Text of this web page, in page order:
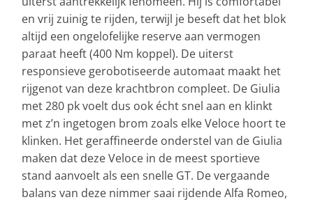
en vrij zuinig te rijden, terwijl je beseft dat het blok
altijd een ongelofelijke reserve aan vermogen
paraat heeft (400 Nm koppel). De uiterst
responsieve gerobotiseerde automaat maakt het
rijgenot van deze krachtbron compleet. De Giulia
met 280 pk voelt dus ook écht snel aan en klinkt
met z’n ingetogen brom zoals elke Veloce hoort te
klinken. Het geraffineerde onderstel van de Giulia
maken dat deze Veloce in de meest sportieve
stand aanvoelt als een snelle GT. De vergaande
balans van deze nimmer saai rijdende Alfa Romeo,